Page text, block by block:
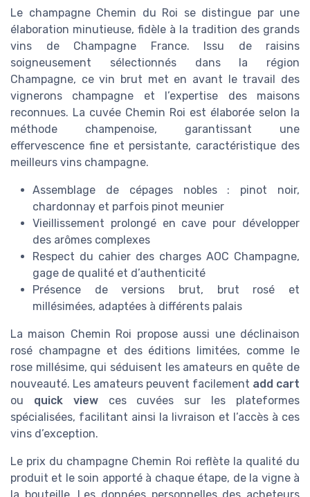
Le champagne Chemin du Roi se distingue par une
élaboration minutieuse, fidèle à la tradition des grands
vins de Champagne France. Issu de raisins
soigneusement sélectionnés dans la région
Champagne, ce vin brut met en avant le travail des
vignerons champagne et l’expertise des maisons
reconnues. La cuvée Chemin Roi est élaborée selon la
méthode champenoise, garantissant une
effervescence fine et persistante, caractéristique des
meilleurs vins champagne.
Assemblage de cépages nobles : pinot noir,
chardonnay et parfois pinot meunier
Vieillissement prolongé en cave pour développer
des arômes complexes
Respect du cahier des charges AOC Champagne,
gage de qualité et d’authenticité
Présence de versions brut, brut rosé et
millésimées, adaptées à différents palais
La maison Chemin Roi propose aussi une déclinaison
rosé champagne et des éditions limitées, comme le
rose millésime, qui séduisent les amateurs en quête de
nouveauté. Les amateurs peuvent facilement add cart
ou quick viewces cuvées sur les plateformes
spécialisées, facilitant ainsi la livraison et l’accès à ces
vins d’exception.
Le prix du champagne Chemin Roi reflète la qualité du
produit et le soin apporté à chaque étape, de la vigne à
la bouteille. Les données personnelles des acheteurs